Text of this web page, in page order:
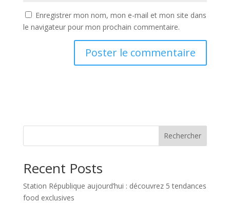
Enregistrer mon nom, mon e-mail et mon site dans
le navigateur pour mon prochain commentaire.
Rechercher
Recent Posts
Station République aujourd’hui : découvrez 5 tendances
food exclusives